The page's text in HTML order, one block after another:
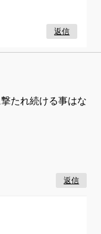
返信
たれ続ける事はな
返信